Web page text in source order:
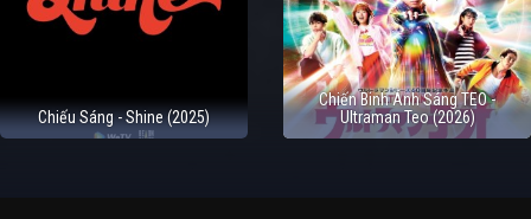
Chiếu Sáng - Shine (2025)
Chiến Binh Ánh Sáng TEO -
Ultraman Teo (2026)